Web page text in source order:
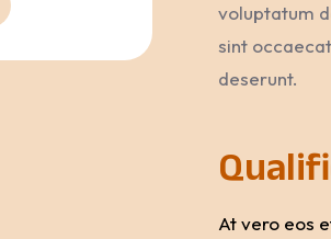
voluptatum
sint
deserunt.
At vero eos